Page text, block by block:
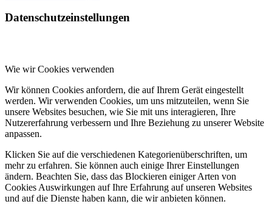
Datenschutzeinstellungen
Wie wir Cookies verwenden
Wir können Cookies anfordern, die auf Ihrem Gerät eingestellt
werden. Wir verwenden Cookies, um uns mitzuteilen, wenn Sie
unsere Websites besuchen, wie Sie mit uns interagieren, Ihre
Nutzererfahrung verbessern und Ihre Beziehung zu unserer Website
anpassen.
Klicken Sie auf die verschiedenen Kategorienüberschriften, um
mehr zu erfahren. Sie können auch einige Ihrer Einstellungen
ändern. Beachten Sie, dass das Blockieren einiger Arten von
Cookies Auswirkungen auf Ihre Erfahrung auf unseren Websites
und auf die Dienste haben kann, die wir anbieten können.